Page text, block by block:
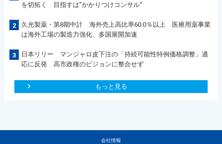
を切拓く 目指すは”かかりつけコンサル“
2
久光製薬・第8期中計 海外売上高比率60.0％以上 医療用薬事業
は海外工場の製造力強化、多国展開加速
3
日本リリー マンジャロ皮下注の「持続可能性特例価格調整」適
応に反発 高市政権のビジョンに整合せず
もっと見る
会社情報